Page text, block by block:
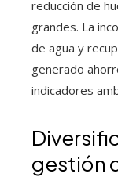
reducción de
grandes. La
de agua y
generado
indicadores
gestión